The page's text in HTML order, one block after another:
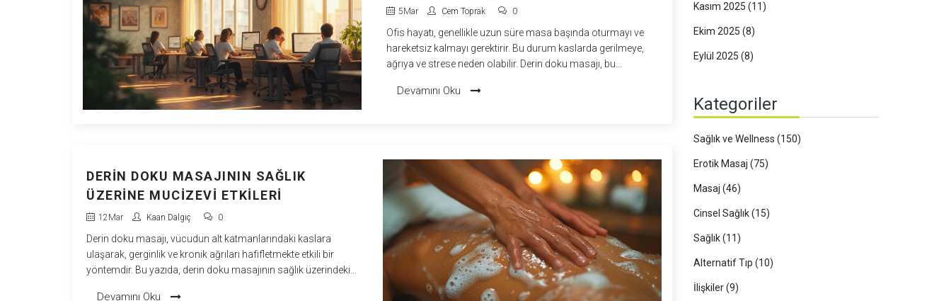
5Mar Cem Toprak 0
Ofis hayatı, genellikle uzun süre masa başında oturmayı ve
hareketsiz kalmayı gerektirir. Bu durum kaslarda gerilmeye,
ağrıya ve strese neden olabilir. Derin doku masajı, bu
Kasları rahatlatırken stresi azaltır ve genel beden sağlığını
Devamını Oku
DERIN DOKU MASAJININ SAĞLIK
ÜZERINE MUCIZEVI ETKILERI
12Mar Kaan Dalgıç 0
Derin doku masajı, vücudun alt katmanlarındaki kaslara
ulaşarak, gerginlik ve kronik ağrıları hafifletmekte etkili bir
yöntemdir. Bu yazıda, derin doku masajının sağlık üzerindeki
Devamını Oku
Kasım 2025 (11)
Ekim 2025 (8)
Eylül 2025 (8)
Kategoriler
Sağlık ve Wellness (150)
Erotik Masaj (75)
Masaj (46)
Cinsel Sağlık(15)
Sağlık(11)
Alternatif Tıp (10)
İlişkiler(9)